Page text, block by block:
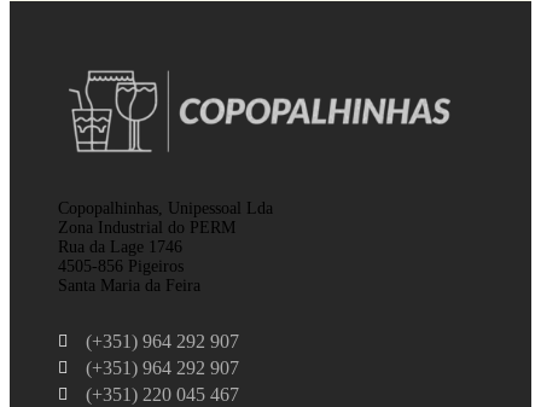
Copopalhinhas, Unipessoal Lda
Zona Industrial do PERM
Rua da Lage 1746
4505-856 Pigeiros
Santa Maria da Feira
(+351) 964 292 907
(+351) 964 292 907
(+351) 220 045 467